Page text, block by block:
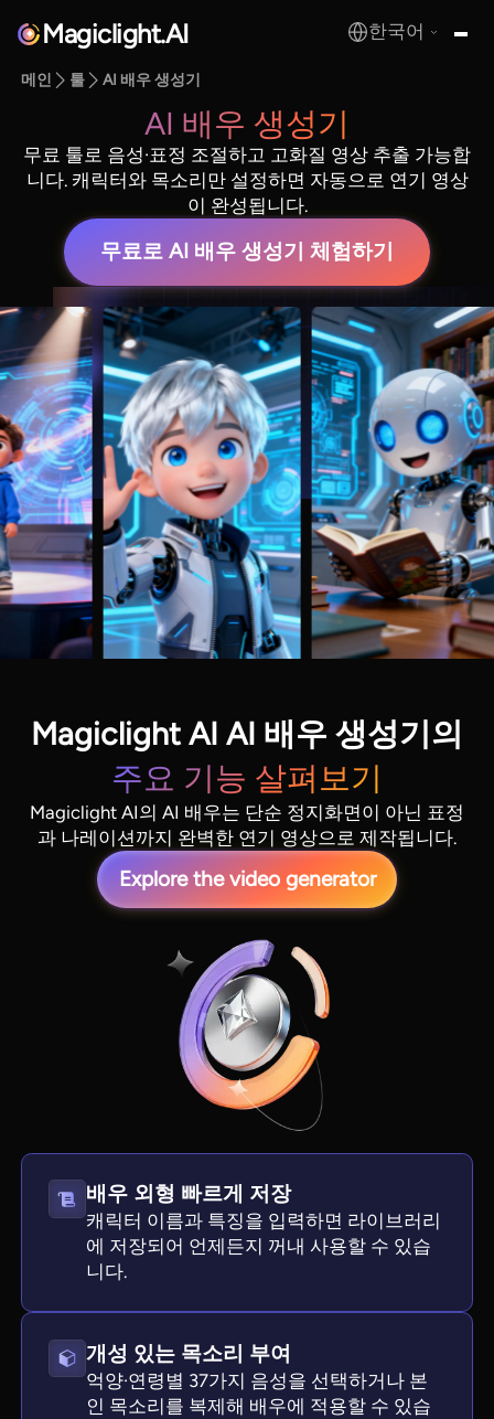
Magiclight.AI 한국어
메인 툴 AI 배우 생성기
AI 배우 생성기
무료 툴로 음성·표정 조절하고 고화질 영상 추출 가능합
니다. 캐릭터와 목소리만 설정하면 자동으로 연기 영상
이 완성됩니다.
무료로 AI 배우 생성기 체험하기
Magiclight AI AI 배우 생성기의
주요 기능 살펴보기
Magiclight AI의 AI 배우는 단순 정지화면이 아닌 표정
과 나레이션까지 완벽한 연기 영상으로 제작됩니다.
Explore the video generator
배우 외형 빠르게 저장
캐릭터 이름과 특징을 입력하면 라이브러리
에 저장되어 언제든지 꺼내 사용할 수 있습
니다.
개성 있는 목소리 부여
억양·연령별 37가지 음성을 선택하거나 본
인 목소리를 복제해 배우에 적용할 수 있습